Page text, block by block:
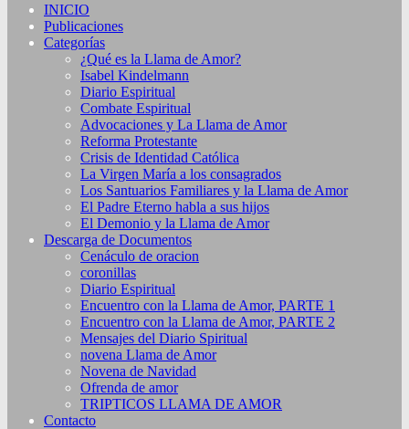
INICIO
Publicaciones
Categorías
¿Qué es la Llama de Amor?
Isabel Kindelmann
Diario Espiritual
Combate Espiritual
Advocaciones y La Llama de Amor
Reforma Protestante
Crisis de Identidad Católica
La Virgen María a los consagrados
Los Santuarios Familiares y la Llama de Amor
El Padre Eterno habla a sus hijos
El Demonio y la Llama de Amor
Descarga de Documentos
Cenáculo de oracion
coronillas
Diario Espiritual
Encuentro con la Llama de Amor, PARTE 1
Encuentro con la Llama de Amor, PARTE 2
Mensajes del Diario Spiritual
novena Llama de Amor
Novena de Navidad
Ofrenda de amor
TRIPTICOS LLAMA DE AMOR
Contacto